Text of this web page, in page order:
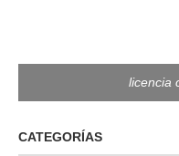
licencia
CATEGORÍAS